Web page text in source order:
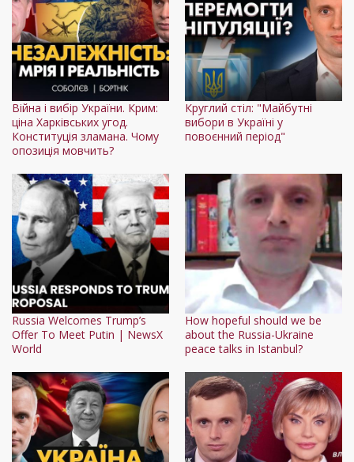
Війна і вибір України. Крим:
ціна Харківських угод.
Конституція зламана. Чому
опозиція мовчить?
Круглий стіл: "Майбутні
вибори в Україні у
повоєнний період"
Russia Welcomes Trump’s
Offer To Meet Putin | NewsX
World
How hopeful should we be
about the Russia-Ukraine
peace talks in Istanbul?